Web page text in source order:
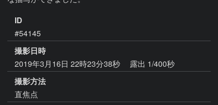
ID
#54145
撮影日時
2019年3月16日 22時23分38秒
露出 1/400秒
撮影方法
直焦点